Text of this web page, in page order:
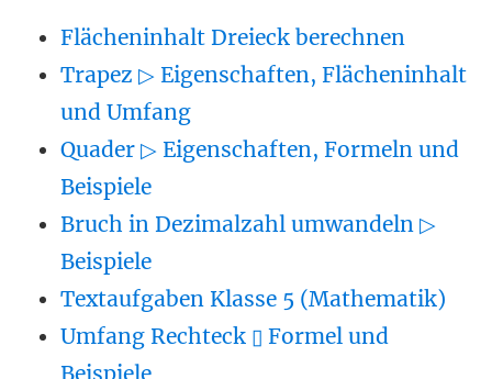
Flächeninhalt Dreieck berechnen
Trapez ▷ Eigenschaften, Flächeninhalt
und Umfang
Quader ▷ Eigenschaften, Formeln und
Beispiele
Bruch in Dezimalzahl umwandeln ▷
Beispiele
Textaufgaben Klasse 5 (Mathematik)
Umfang Rechteck ▯ Formel und
Beispiele